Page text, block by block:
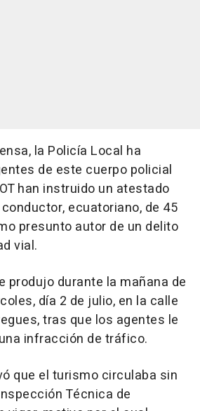
la Policía Local ha
de este cuerpo policial
han instruido un atestado
ecuatoriano, de 45
presunto autor de un delito
vial.
produjo durante la mañana de
día 2 de julio, en la calle
tras que los agentes le
infracción de tráfico.
que el turismo circulaba sin
Técnica de